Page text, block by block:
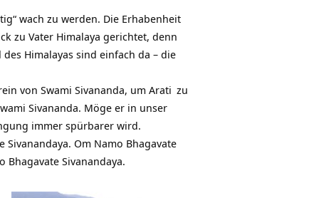
wach zu werden. Die Erhabenheit
zu Vater Himalaya gerichtet, denn
Himalayas sind einfach da – die
von Swami Sivananda, um Arati zu
Sivananda. Möge er in unser
immer spürbarer wird.
Sivanandaya. Om Namo Bhagavate
Bhagavate Sivanandaya.